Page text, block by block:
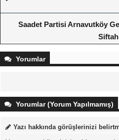
Saadet Partisi Arnavutköy
Siftah
Yorumlar
Yorumlar (Yorum Yapılmamış)
Yazı hakkında görüşlerinizi